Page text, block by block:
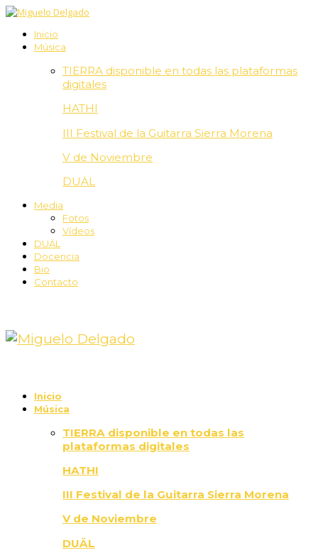
Inicio
Música
TIERRA disponible en todas las plataformas
digitales
HATHI
III Festival de la Guitarra Sierra Morena
V de Noviembre
DUÄL
Media
Fotos
Vídeos
DUÄL
Docencia
Bio
Contacto
Inicio
Música
TIERRA disponible en todas las
plataformas digitales
HATHI
III Festival de la Guitarra Sierra Morena
V de Noviembre
DUÄL